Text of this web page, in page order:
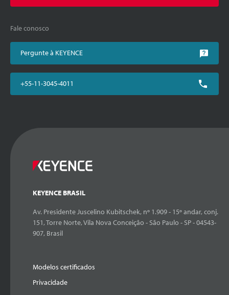
Fale conosco
Pergunte à KEYENCE
+55-11-3045-4011
KEYENCE BRASIL
Av. Presidente Juscelino Kubitschek, nº 1.909 - 15º andar, conj.
151, Torre Norte, Vila Nova Conceição - São Paulo - SP - 04543-
907, Brasil
Modelos certificados
Privacidade